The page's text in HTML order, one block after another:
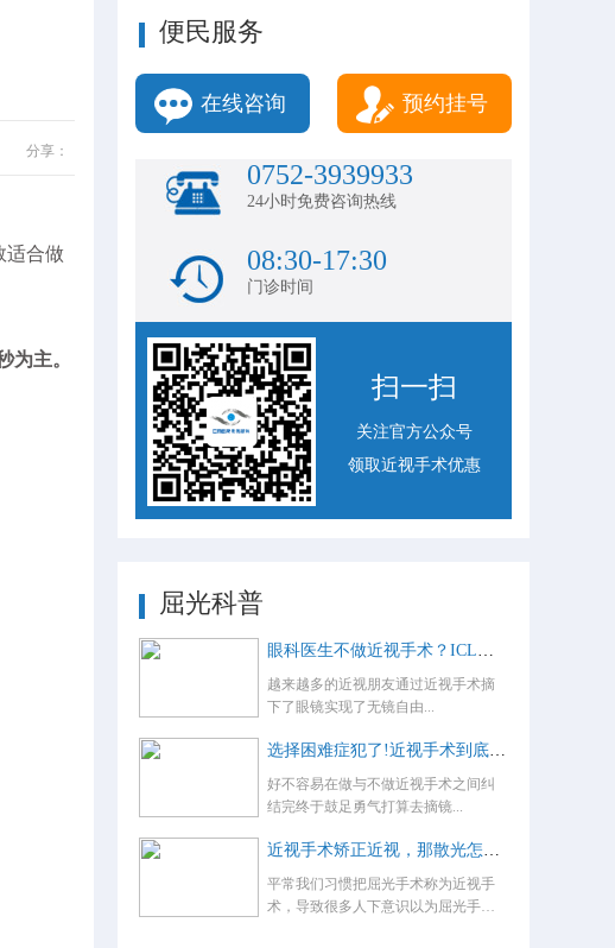
分享：
适合做
主。
便民服务
在线咨询 预约挂号
0752-3939933
24小时免费咨询热线
08:30-17:30
门诊时间
扫一扫
关注官方公众号
领取近视手术优惠
屈光科普
眼科医生不做近视手术？ICL比激光手术好？这些近视手术谣言，别再信了！
越来越多的近视朋友通过近视手术摘
下了眼镜实现了无镜自由...
选择困难症犯了!近视手术到底怎么选？
好不容易在做与不做近视手术之间纠
结完终于鼓足勇气打算去摘镜...
近视手术矫正近视，那散光怎么办，术后还要戴眼镜吗？
平常我们习惯把屈光手术称为近视手
术，导致很多人下意识以为屈光手术